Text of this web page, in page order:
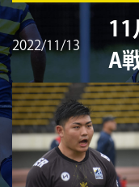
2022/11/13
11
A